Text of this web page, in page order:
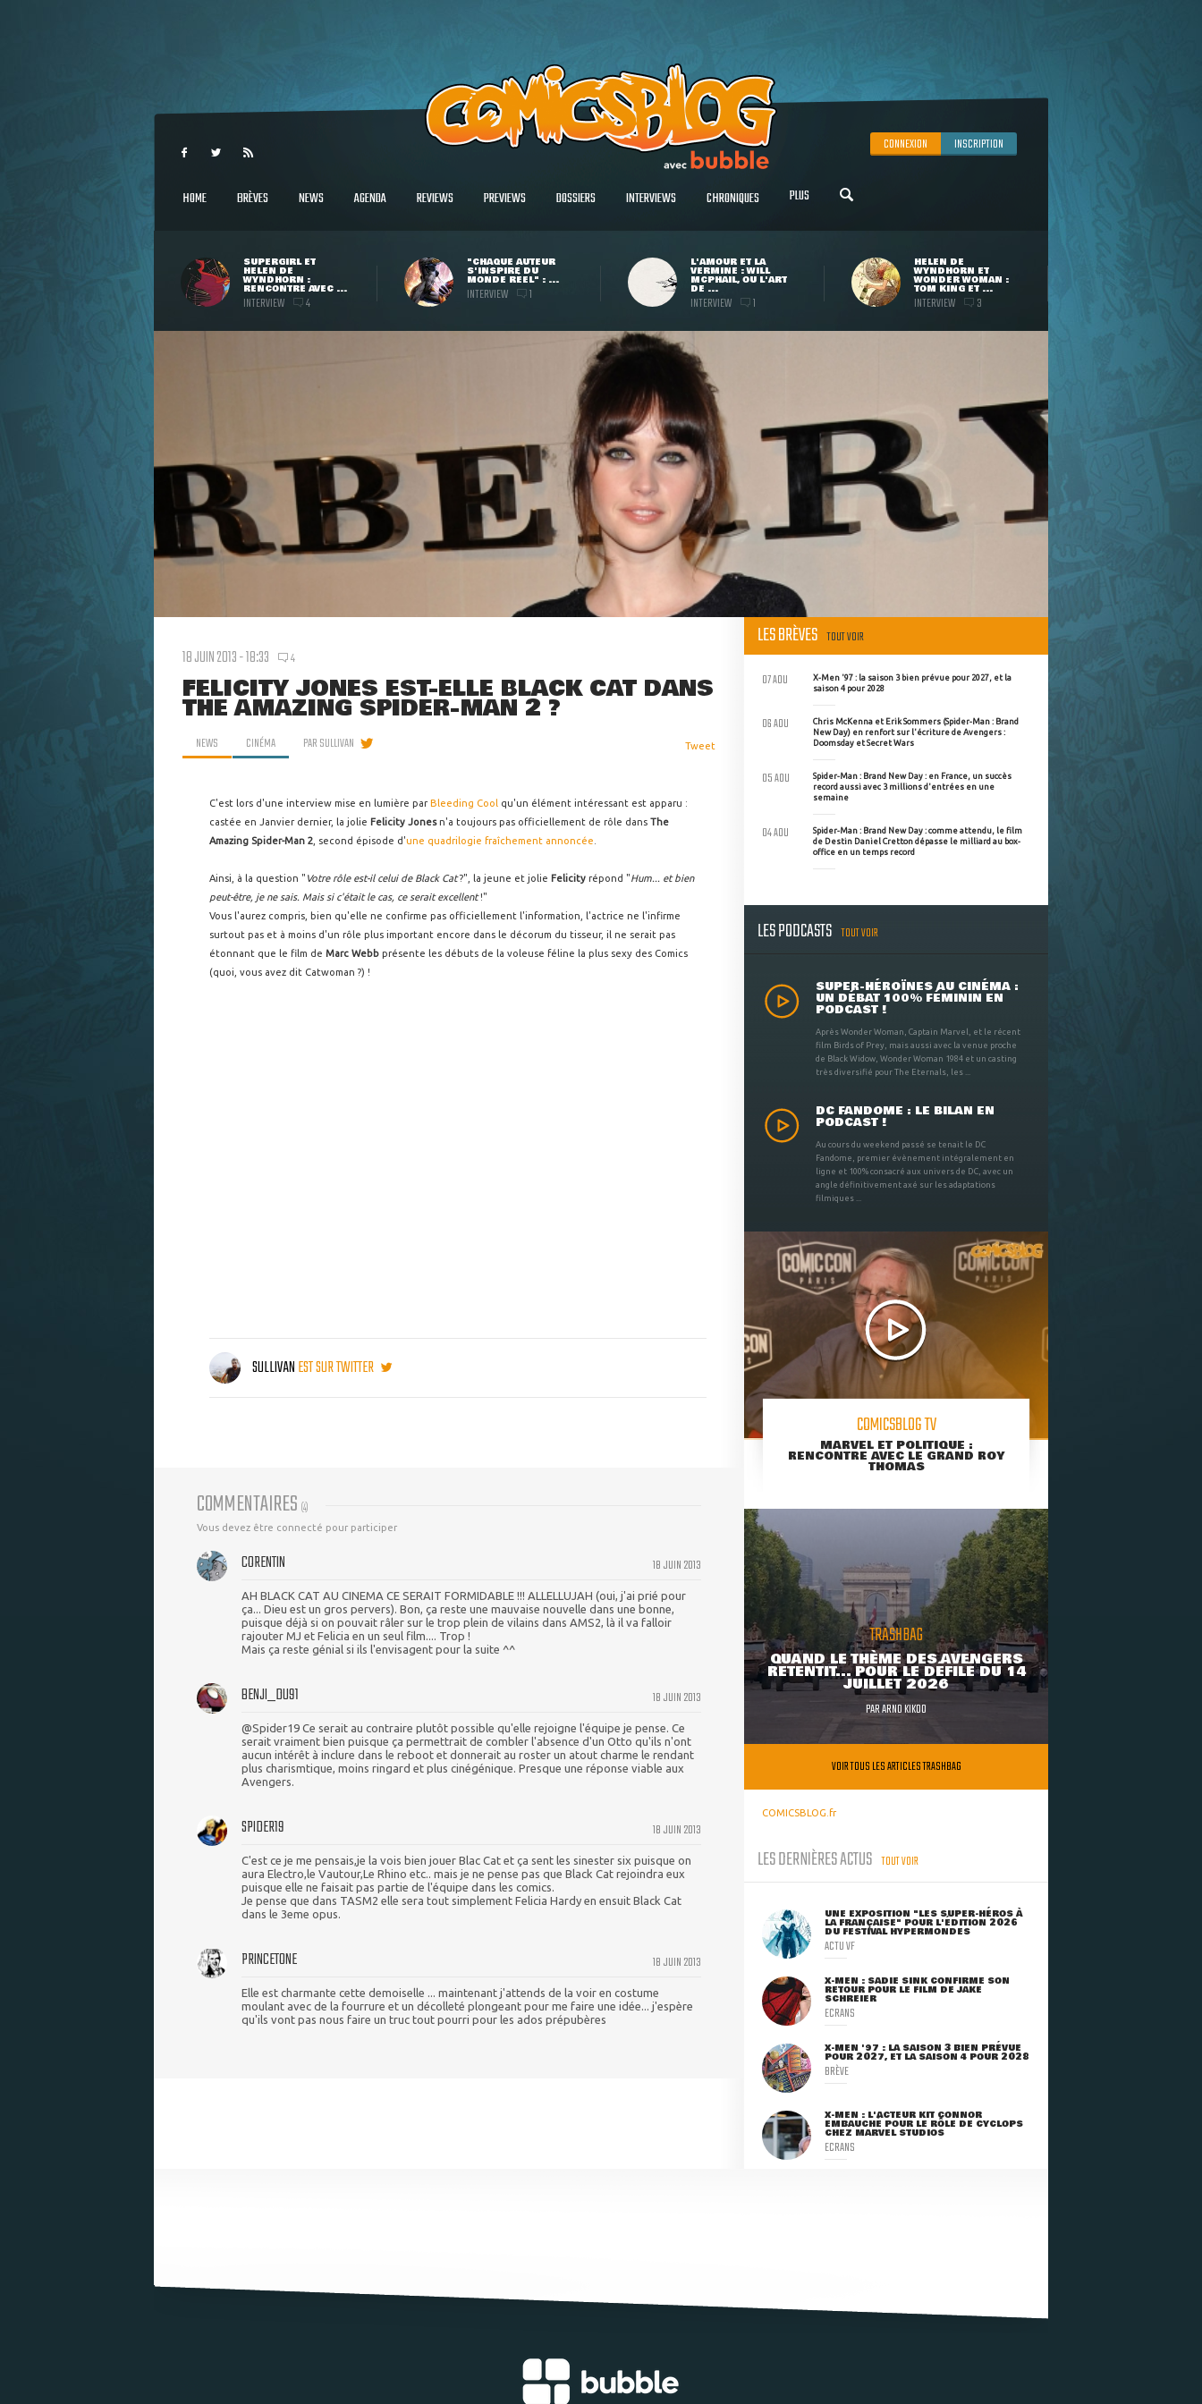
CONNEXION INSCRIPTION
HOME BRÈVES NEWS AGENDA REVIEWS PREVIEWS DOSSIERS INTERVIEWS CHRONIQUES PLUS
SUPERGIRL ET
HELEN DE
WYNDHORN :
RENCONTRE AVEC ...
INTERVIEW 4
"CHAQUE AUTEUR
S'INSPIRE DU
MONDE RÉEL" : ...
INTERVIEW 1
L'AMOUR ET LA
VERMINE : WILL
MCPHAIL, OU L'ART
DE ...
INTERVIEW 1
HELEN DE
WYNDHORN ET
WONDER WOMAN :
TOM KING ET ...
INTERVIEW 3
18 JUIN 2013 - 18:33 4
FELICITY JONES EST-ELLE BLACK CAT DANS
THE AMAZING SPIDER-MAN 2 ?
NEWS CINÉMA PARSULLIVAN Tweet
C'est lors d'une interview mise en lumière parBleeding Cool qu'un élément intéressant est apparu :
castée en Janvier dernier, la jolie Felicity Jonesn'a toujours pas officiellement de rôle dans The
Amazing Spider-Man 2 , second épisode d'une quadrilogie fraîchement annoncée
Ainsi, à la question " Votre rôle est-il celui de Black Cat?", la jeune et jolie Felicity répond "Hum... et bien
peut-être, je ne sais. Mais si c'était le cas, ce serait excellent!"
Vous l'aurez compris, bien qu'elle ne confirme pas officiellement l'information, l'actrice ne l'infirme
surtout pas et à moins d'un rôle plus important encore dans le décorum du tisseur, il ne serait pas
étonnant que le film de Marc Webb présente les débuts de la voleuse féline la plus sexy des Comics
(quoi, vous avez dit Catwoman ?) !
SULLIVANEST SUR TWITTER
COMMENTAIRES (4)
Vous devez être connecté pour participer
18 JUIN 2013
CORENTIN
AH BLACK CAT AU CINEMA CE SERAIT FORMIDABLE !!! ALLELLUJAH (oui, j'ai prié pour
ça... Dieu est un gros pervers). Bon, ça reste une mauvaise nouvelle dans une bonne,
puisque déjà si on pouvait râler sur le trop plein de vilains dans AMS2, là il va falloir
rajouter MJ et Felicia en un seul film.... Trop !
Mais ça reste génial si ils l'envisagent pour la suite ^^
18 JUIN 2013
BENJI_DU91
@Spider19 Ce serait au contraire plutôt possible qu'elle rejoigne l'équipe je pense. Ce
serait vraiment bien puisque ça permettrait de combler l'absence d'un Otto qu'ils n'ont
aucun intérêt à inclure dans le reboot et donnerait au roster un atout charme le rendant
plus charismtique, moins ringard et plus cinégénique. Presque une réponse viable aux
Avengers.
18 JUIN 2013
SPIDER19
C'est ce je me pensais,je la vois bien jouer Blac Cat et ça sent les sinester six puisque on
aura Electro,le Vautour,Le Rhino etc.. mais je ne pense pas que Black Cat rejoindra eux
puisque elle ne faisait pas partie de l'équipe dans les comics.
Je pense que dans TASM2 elle sera tout simplement Felicia Hardy en ensuit Black Cat
dans le 3eme opus.
18 JUIN 2013
PRINCETONE
Elle est charmante cette demoiselle ... maintenant j'attends de la voir en costume
moulant avec de la fourrure et un décolleté plongeant pour me faire une idée... j'espère
qu'ils vont pas nous faire un truc tout pourri pour les ados prépubères
LES BRÈVES TOUT VOIR
X-Men '97 : la saison 3 bien prévue pour 2027, et la
saison 4 pour 2028
07 AOU
Chris McKenna et Erik Sommers (Spider-Man : Brand
New Day) en renfort sur l'écriture de Avengers :
Doomsday et Secret Wars
06 AOU
Spider-Man : Brand New Day : en France, un succès
record aussi avec 3 millions d'entrées en une
semaine
05 AOU
Spider-Man : Brand New Day : comme attendu, le film
de Destin Daniel Cretton dépasse le milliard au box-
office en un temps record
04 AOU
LES PODCASTS TOUT VOIR
SUPER-HÉROÏNES AU CINÉMA :
UN DÉBAT 100% FÉMININ EN
PODCAST !
Après Wonder Woman, Captain Marvel, et le récent
film Birds of Prey, mais aussi avec la venue proche
de Black Widow, Wonder Woman 1984 et un casting
très diversifié pour The Eternals, les ...
DC FANDOME : LE BILAN EN
PODCAST !
Au cours du weekend passé se tenait le DC
Fandome, premier évènement intégralement en
ligne et 100% consacré aux univers de DC, avec un
angle définitivement axé sur les adaptations
filmiques ...
COMICSBLOG TV
MARVEL ET POLITIQUE :
RENCONTRE AVEC LE GRAND ROY
THOMAS
TRASHBAG
QUAND LE THÈME DES AVENGERS
RETENTIT... POUR LE DÉFILÉ DU 14
JUILLET 2026
PARARNO KIKOO
VOIR TOUS LES ARTICLES TRASHBAG
COMICSBLOG.fr
LES DERNIÈRES ACTUS TOUT VOIR
UNE EXPOSITION "LES SUPER-HÉROS À
LA FRANÇAISE" POUR L'ÉDITION 2026
DU FESTIVAL HYPERMONDES
ACTU VF
X-MEN : SADIE SINK CONFIRME SON
RETOUR POUR LE FILM DE JAKE
SCHREIER
ECRANS
X-MEN '97 : LA SAISON 3 BIEN PRÉVUE
POUR 2027, ET LA SAISON 4 POUR 2028
BRÈVE
X-MEN : L'ACTEUR KIT CONNOR
EMBAUCHÉ POUR LE RÔLE DE CYCLOPS
CHEZ MARVEL STUDIOS
ECRANS